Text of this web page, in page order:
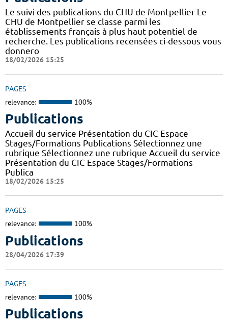
Le suivi des publications du CHU de Montpellier Le
CHU de Montpellier se classe parmi les
établissements français à plus haut potentiel de
recherche. Les publications recensées ci-dessous vous
donnero
18/02/2026 15:25
PAGES
relevance: 100%
Publications
Accueil du service Présentation du CIC Espace
Stages/Formations Publications Sélectionnez une
rubrique Sélectionnez une rubrique Accueil du service
Présentation du CIC Espace Stages/Formations
Publica
18/02/2026 15:25
PAGES
relevance: 100%
Publications
28/04/2026 17:39
PAGES
relevance: 100%
Publications